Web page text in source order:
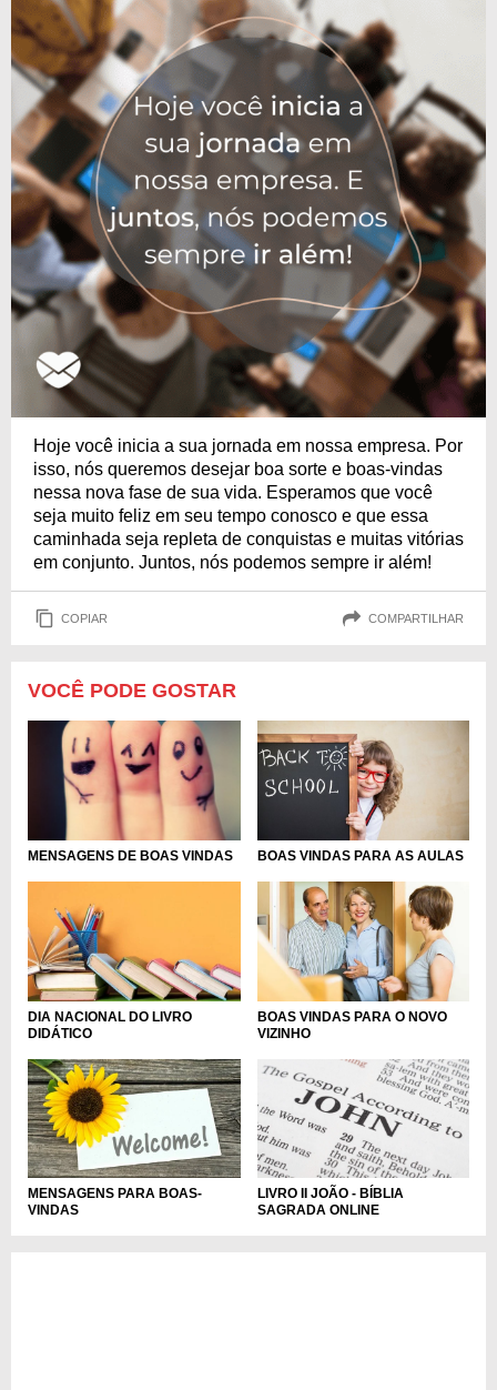
Hoje você inicia a sua jornada em nossa empresa. Por
isso, nós queremos desejar boa sorte e boas-vindas
nessa nova fase de sua vida. Esperamos que você
seja muito feliz em seu tempo conosco e que essa
caminhada seja repleta de conquistas e muitas vitórias
em conjunto. Juntos, nós podemos sempre ir além!
COPIAR COMPARTILHAR
VOCÊ PODE GOSTAR
MENSAGENS DE BOAS VINDAS BOAS VINDAS PARA AS AULAS
DIA NACIONAL DO LIVRO
DIDÁTICO
BOAS VINDAS PARA O NOVO
VIZINHO
MENSAGENS PARA BOAS-
VINDAS
LIVRO II JOÃO - BÍBLIA
SAGRADA ONLINE